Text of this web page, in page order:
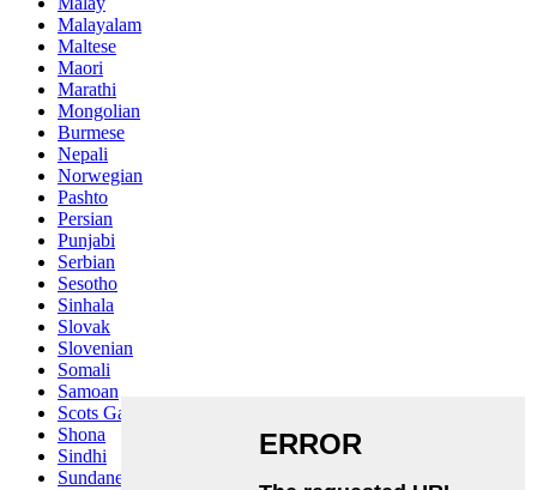
Malayalam
Maltese
Maori
Marathi
Mongolian
Burmese
Nepali
Norwegian
Pashto
Persian
Punjabi
Serbian
Sesotho
Sinhala
Slovak
Slovenian
Somali
Samoan
Scots Gaelic
Shona
Sindhi
Sundanese